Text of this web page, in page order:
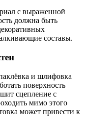
с выраженной
должна быть
составы.
и шлифовка
поверхность
сцепление с
мимо этого
может привести к